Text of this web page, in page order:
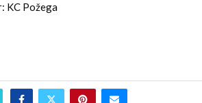
KC Požega